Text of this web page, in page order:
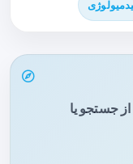
جستجو یا